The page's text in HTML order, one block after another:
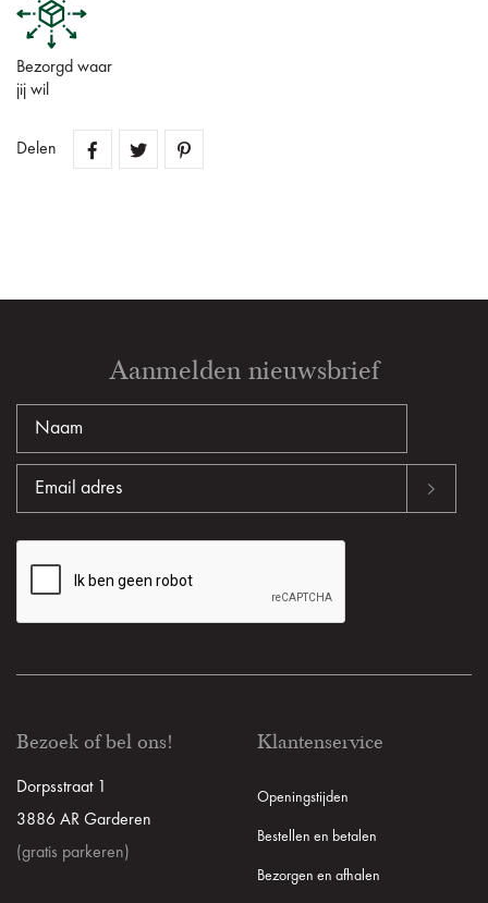
Bezorgd waar
jij wil
Delen
Aanmelden nieuwsbrief
Bezoek of bel ons!
Dorpsstraat 1
3886 AR Garderen
(gratis parkeren)
Klantenservice
Openingstijden
Bestellen en betalen
Bezorgen en afhalen